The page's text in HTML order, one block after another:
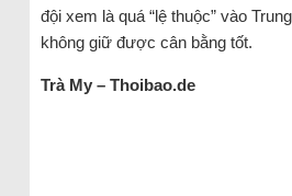
đội xem là quá “lệ thuộc” vào
không giữ được cân bằng tốt.
Trà My – Thoibao.de